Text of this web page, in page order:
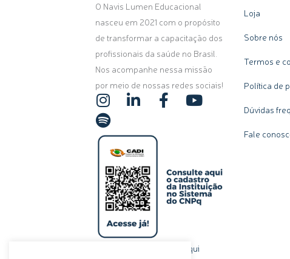
O Navis Lumen Educacional
nasceu em 2021 com o propósito
de transformar a capacitação dos
profissionais da saúde no Brasil.
Nos acompanhe nessa missão
por meio de nossas redes sociais!
I
n
s
g
r
a
m
L
n
k
e
d
i
n
-
i
F
a
o
o
k
Y
b
e
S
p
o
f
y
clique aqui
Loja
Sobre nós
Termos e
Política de
Dúvidas
Fale